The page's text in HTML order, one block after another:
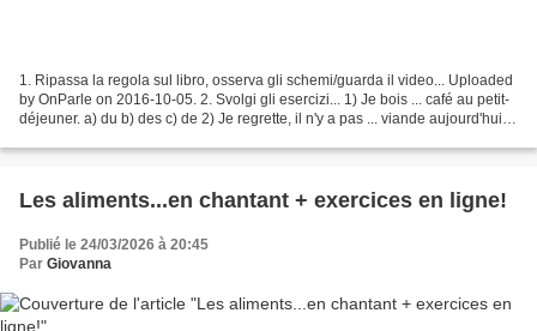
1. Ripassa la regola sul libro, osserva gli schemi/guarda il video... Uploaded
by OnParle on 2016-10-05. 2. Svolgi gli esercizi... 1) Je bois ... café au petit-
déjeuner. a) du b) des c) de 2) Je regrette, il n'y a pas ... viande aujourd'hui!
Les aliments...en chantant + exercices en ligne!
Publié le 24/03/2026 à 20:45
Par Giovanna